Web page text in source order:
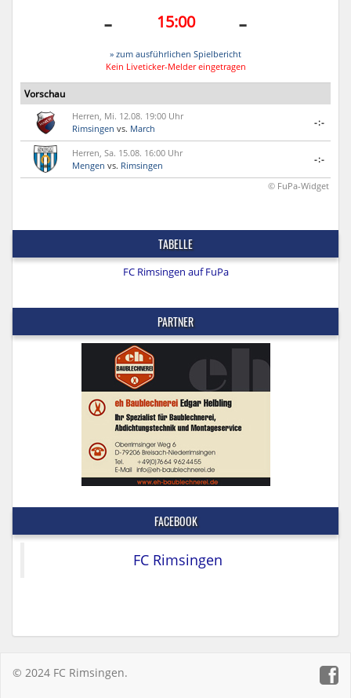
- 15:00 -
» zum ausführlichen Spielbericht
Kein Liveticker-Melder eingetragen
Vorschau
Herren, Mi. 12.08. 19:00 Uhr
Rimsingen vs. March
-:-
Herren, Sa. 15.08. 16:00 Uhr
Mengen vs. Rimsingen
-:-
© FuPa-Widget
TABELLE
FC Rimsingen auf FuPa
PARTNER
FACEBOOK
FC Rimsingen
© 2024 FC Rimsingen.